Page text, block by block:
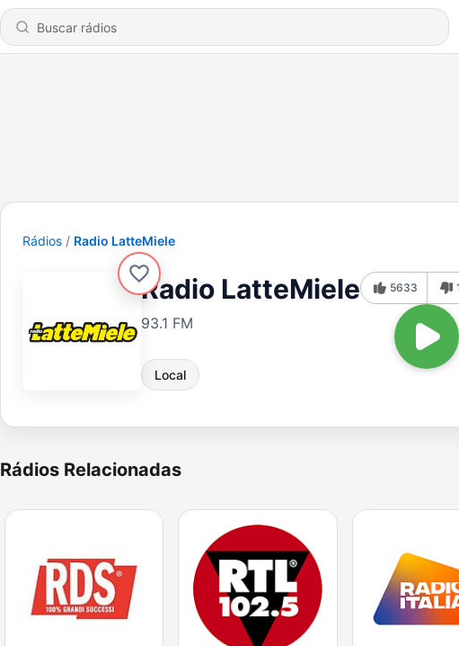
Rádios Radio LatteMiele
Radio LatteMiele
93.1 FM
Local
5633
Rádios Relacionadas